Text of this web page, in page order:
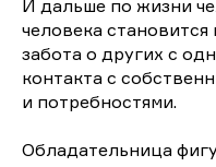
И дальше по жизни
человека
забота о других с
контакта с
и потребностями.
Обладательница